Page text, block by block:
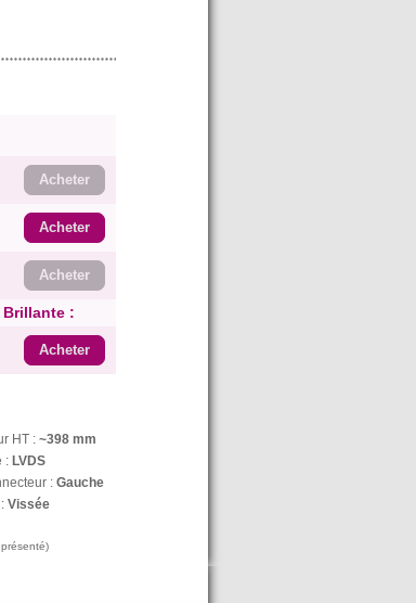
Acheter
Acheter
Acheter
:
Acheter
HT : ~398 mm
: LVDS
: Gauche
Vissée